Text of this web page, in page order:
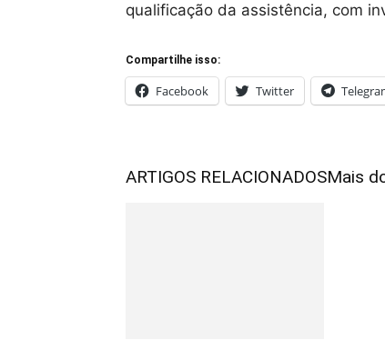
qualificação da assistência, com
Compartilhe isso:
Facebook Twitter
ARTIGOS RELACIONADOSMais